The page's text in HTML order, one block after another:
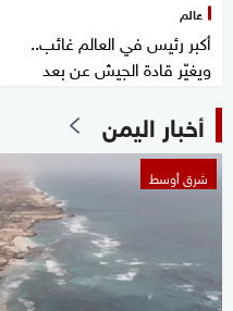
عالم
أكبر رئيس في العالم غائب..
ويغيّر قادة الجيش عن بعد
أخبار اليمن
شرق أوسط